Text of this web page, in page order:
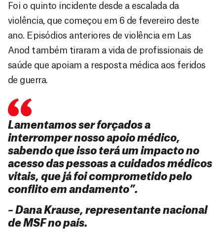
Foi o quinto incidente desde a escalada da
violência, que começou em 6 de fevereiro deste
ano. Episódios anteriores de violência em Las
Anod também tiraram a vida de profissionais de
saúde que apoiam a resposta médica aos feridos
de guerra.
Lamentamos ser forçados a
interromper nosso apoio médico,
sabendo que isso terá um impacto no
acesso das pessoas a cuidados médicos
vitais, que já foi comprometido pelo
conflito em andamento”.
– Dana Krause, representante nacional
de MSF no país.